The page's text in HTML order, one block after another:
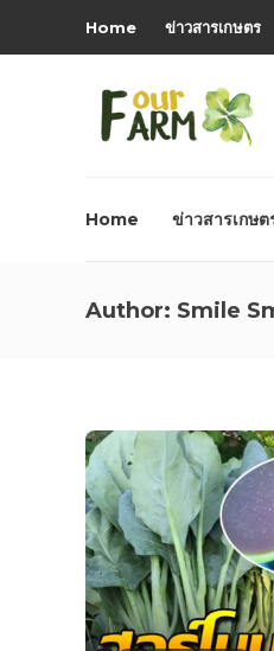
Home ข่าวสารเกษตร
Home ข่าวสารเกษต
Author: Smile